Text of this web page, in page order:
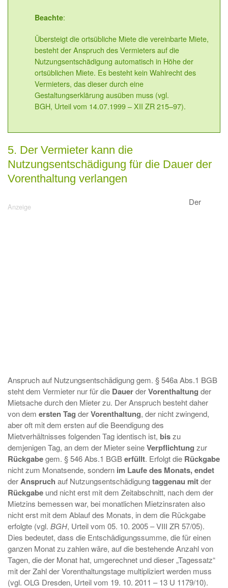
Beachte:
Übersteigt die ortsübliche Miete die vereinbarte Miete,
besteht der Anspruch des Vermieters auf die
Nutzungsentschädigung automatisch in Höhe der
ortsüblichen Miete. Es besteht kein Wahlrecht des
Vermieters, das dieser durch eine
Gestaltungserklärung ausüben muss (vgl.
BGH, Urteil vom 14.07.1999 – XII ZR 215–97).
5. Der Vermieter kann die
Nutzungsentschädigung für die Dauer der
Vorenthaltung verlangen
Der
Anspruch auf Nutzungsentschädigung gem. § 546a Abs.1 BGB
steht dem Vermieter nur für die DauerderVorenthaltung der
Mietsache durch den Mieter zu. Der Anspruch besteht daher
von dem ersten Tag derVorenthaltung, der nicht zwingend,
aber oft mit dem ersten auf die Beendigung des
Mietverhältnisses folgenden Tag identisch ist, biszu
demjenigen Tag, an dem der Mieter seineVerpflichtung zur
Rückgabegem. § 546 Abs.1 BGBerfüllt. Erfolgt die Rückgabe
nicht zum Monatsende, sondern im Laufe des Monats, endet
derAnspruch auf Nutzungsentschädigungtaggenau mitder
Rückgabe und nicht erst mit dem Zeitabschnitt, nach dem der
Mietzins bemessen war, bei monatlichen Mietzinsraten also
nicht erst mit dem Ablauf des Monats, in dem die Rückgabe
erfolgte (vgl. BGH, Urteil vom 05. 10. 2005 – VIII ZR 57/05).
Dies bedeutet, dass die Entschädigungssumme, die für einen
ganzen Monat zu zahlen wäre, auf die bestehende Anzahl von
Tagen, die der Monat hat, umgerechnet und dieser „Tagessatz“
mit der Zahl der Vorenthaltungstage multipliziert werden muss
(vgl. OLG Dresden, Urteil vom 19. 10. 2011 – 13 U 1179/10).